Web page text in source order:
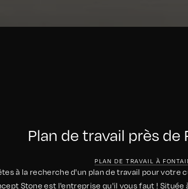
Plan de travail près de
PLAN DE TRAVAIL À
à la recherche d'un plan de travail pour votre
Stone est l'entreprise qu'il vous faut ! Située